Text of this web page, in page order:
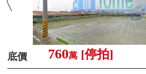
底價 760萬 [停拍]